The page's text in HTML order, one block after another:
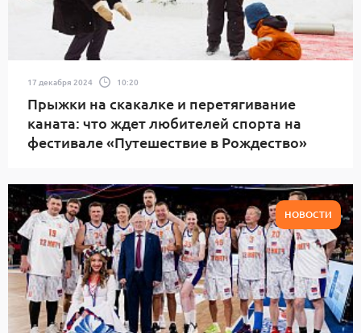
17 декабря 2024 10:20
Прыжки на скакалке и перетягивание
каната: что ждет любителей спорта на
фестивале «Путешествие в Рождество»
НОВОСТИ